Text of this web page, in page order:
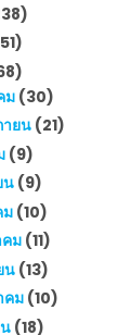
ม(30)
ยน (21)
(9)
น(9)
ม (10)
ม (11)
น(13)
คม (10)
(18)